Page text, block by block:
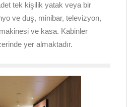
tek kişilik yatak veya bir
ve duş, minibar, televizyon,
ve kasa. Kabinler
yer almaktadır.